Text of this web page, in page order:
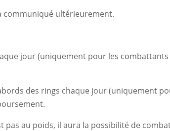
communiqué ultérieurement.
jour (uniquement pour les
des rings chaque jour (uniquement
pas au poids, il aura la possibilité de